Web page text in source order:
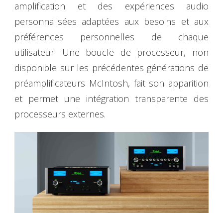
amplification et des expériences audio
personnalisées adaptées aux besoins et aux
préférences personnelles de chaque
utilisateur. Une boucle de processeur, non
disponible sur les précédentes générations de
préamplificateurs McIntosh, fait son apparition
et permet une intégration transparente des
processeurs externes.